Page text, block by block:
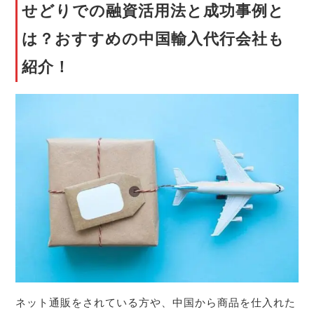
せどりでの融資活用法と成功事例と
は？おすすめの中国輸入代行会社も
紹介！
ネット通販をされている方や、中国から商品を仕入れた